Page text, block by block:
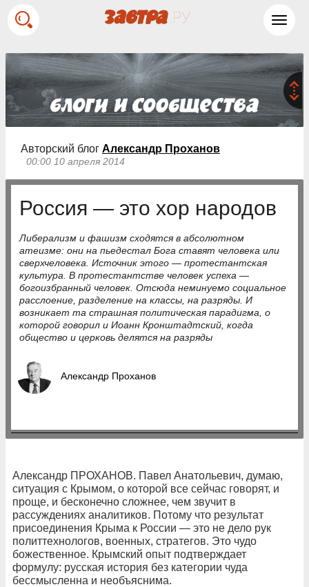
Авторский блог Александр Проханов
00:00 10 апреля 2014
Россия — это хор народов
Либерализм и фашизм сходятся в абсолютном
атеизме: они на пьедестал Бога ставят человека или
сверхчеловека. Источник этого — протестантская
культура. В протестантстве человек успеха —
богоизбранный человек. Отсюда неминуемо социальное
расслоение, разделение на классы, на разряды. И
возникает та страшная политическая парадигма, о
которой говорил и Иоанн Кронштадтский, когда
общество и церковь делятся на разряды
Александр Проханов
Александр ПРОХАНОВ. Павел Анатольевич, думаю,
ситуация с Крымом, о которой все сейчас говорят, и
проще, и бесконечно сложнее, чем звучит в
рассуждениях аналитиков. Потому что результат
присоединения Крыма к России — это не дело рук
политтехнологов, военных, стратегов. Это чудо
божественное. Крымский опыт подтверждает
формулу: русская история без категории чуда
бессмысленна и необъяснима.